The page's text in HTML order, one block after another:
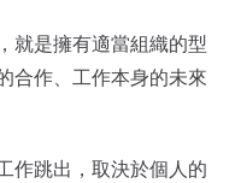
就是擁有適當組織的型
合作、工作本身的未來
作跳出，取決於個人的